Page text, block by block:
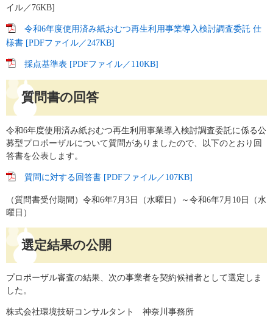
イル／76KB]
令和6年度使用済み紙おむつ再生利用事業導入検討調査委託 仕
様書 [PDFファイル／247KB]
採点基準表 [PDFファイル／110KB]
質問書の回答
令和6年度使用済み紙おむつ再生利用事業導入検討調査委託に係る​公
募型プロポーザルについて質問がありましたので、以下のとおり回
答書を公表します。
質問に対する回答書 [PDFファイル／107KB]
（質問書受付期間）令和6年7月3日（水曜日）～令和6年7月10日（水
曜日）
選定結果の公開
プロポーザル審査の結果、次の事業者を契約候補者として選定しま
した。
株式会社環境技研コンサルタント 神奈川事務所